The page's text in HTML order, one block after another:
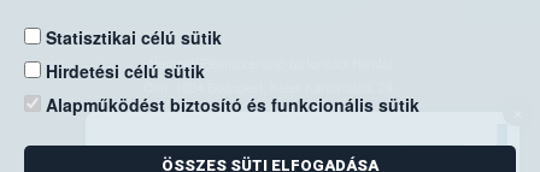
Statisztikai célú sütik
Hirdetési célú sütik
Alapműködést biztosító és funkcionális sütik
ÖSSZES SÜTI ELFOGADÁSA
Nemzeti Élelmiszerlánc-biztonsági Hivatal
Levelezési cím: 1525 Budapest. Pf. 30.